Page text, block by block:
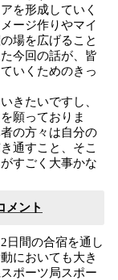
を形成していく
ージ作りやマイ
場を広げること
今回の話が、皆
いくためのきっ
きたいですし、
願っておりま
の方々は自分の
通すこと、そこ
すごく大事かな
メント
日間の合宿を通し
においても大き
ポーツ局スポー